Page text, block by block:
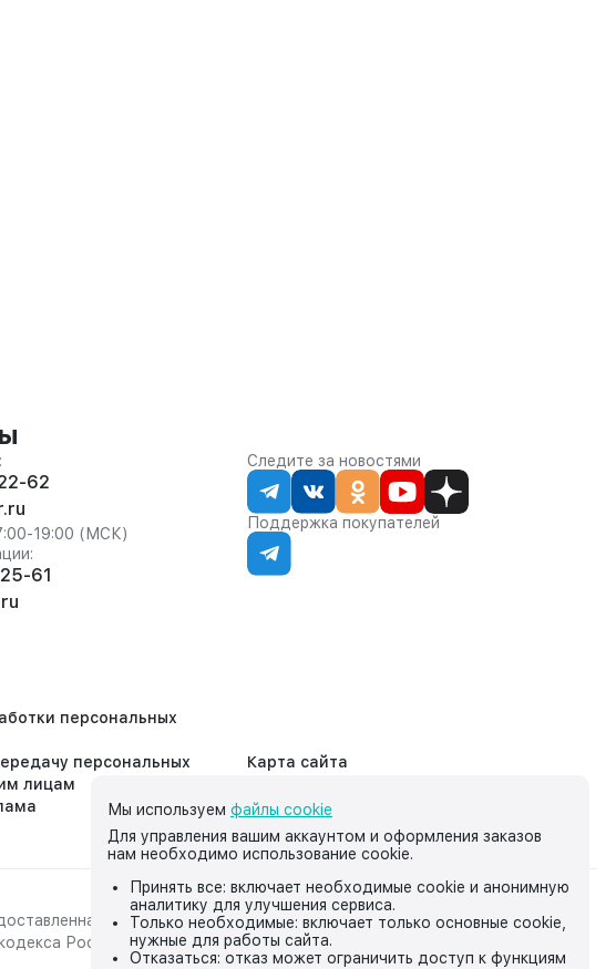
62
19:00 (МСК)
61
Следите за новостями
Поддержка покупателей
персональных
персональных
лицам
Карта сайта
на нём, носит исключительно информационный характер и ни
Российской Федерации.
Мы используем файлы cookie
Для управления вашим аккаунтом и оформления заказов
нам необходимо использование cookie.
Принять все: включает необходимые cookie и анонимную
аналитику для улучшения сервиса.
Только необходимые: включает только основные cookie,
нужные для работы сайта.
Отказаться: отказ может ограничить доступ к функциям